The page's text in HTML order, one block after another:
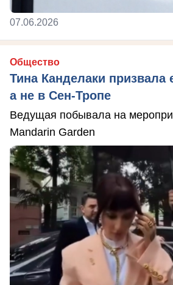
07.06.2026
Общество
Тина Канделаки призвала
а не в Сен-Тропе
Ведущая побывала на
Mandarin Garden